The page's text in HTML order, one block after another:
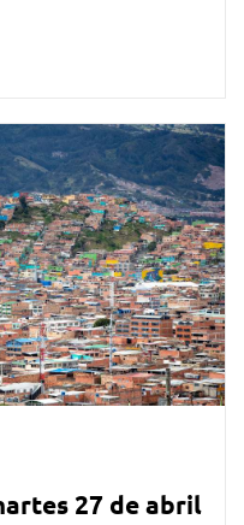
27 de abril